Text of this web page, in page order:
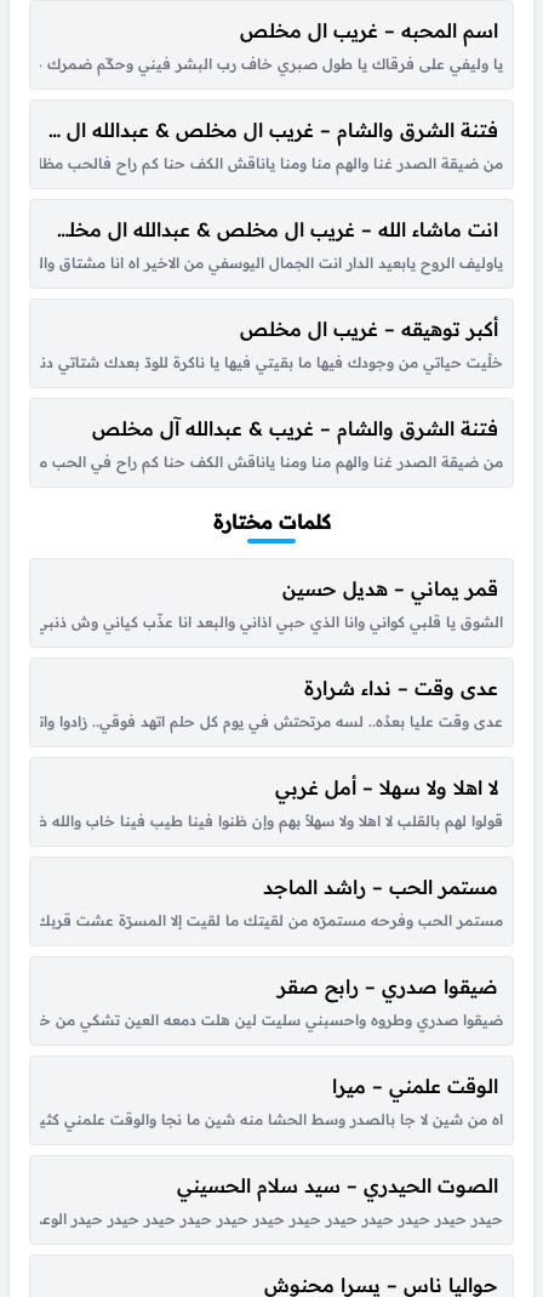
اسم المحبه – غريب ال مخلص
يا وليفي على فرقاك يا طول صبري خاف رب البشر فيني وحكّم ضمرك جعل
فتنة الشرق والشام – غريب ال مخلص & عبدالله ال مخلص
من ضيقة الصدر غنا والهم منا ومنا ياناقش الكف حنا كم راح فالحب مظلوم
انت ماشاء الله – غريب ال مخلص & عبدالله ال مخلص
ياوليف الروح يابعيد الدار انت الجمال اليوسفي من الاخير اه انا مشتاق
أكبر توهيقه – غريب ال مخلص
خلْيت حياتي من وجودك فيها ما بقيتي فيها يا ناكرة للودّ بعدك شتاتي
فتنة الشرق والشام – غريب & عبدالله آل مخلص
من ضيقة الصدر غنا والهم منا ومنا ياناقش الكف حنا كم راح في الحب
كلمات مختارة
قمر يماني – هديل حسين
الشوق يا قلبي كواني وانا الذي حبي اذاني والبعد انا عذّب كياني وش ذنبي انا
عدى وقت – نداء شرارة
عدى وقت عليا بعدُه.. لسه مرتحتش في يوم كل حلم اتهد فوقي.. زادوا
لا اهلا ولا سهلا – أمل غربي
قولوا لهم بالقلب لا اهلا ولا سهلاً بهم وإن ظنوا فينا طيب فينا خاب
مستمر الحب – راشد الماجد
مستمر الحب وفرحه مستمرّه من لقيتك ما لقيت إلا المسرّة عشت قربك
ضيقوا صدري – رابح صقر
ضيقوا صدري وطروه واحسبني سليت لين هلت دمعه العين تشكي من خطاه لي
الوقت علمني – ميرا
اه من شين لا جا بالصدر وسط الحشا منه شين ما نجا والوقت علمني كثير
الصوت الحيدري – سيد سلام الحسيني
حيدر حيدر حيدر حيدر حيدر حيدر حيدر حيدر حيدر حيدر حيدر حيدر الوعد
حواليا ناس – يسرا محنوش